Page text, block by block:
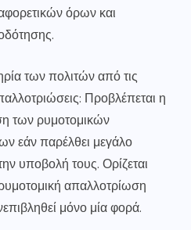
όρων και
των πολιτών από τις
Προβλέπεται η
των ρυμοτομικών
εάν παρέλθει μεγάλο
υποβολή τους. Ορίζεται
απαλλοτρίωση
μόνο μία φορά.